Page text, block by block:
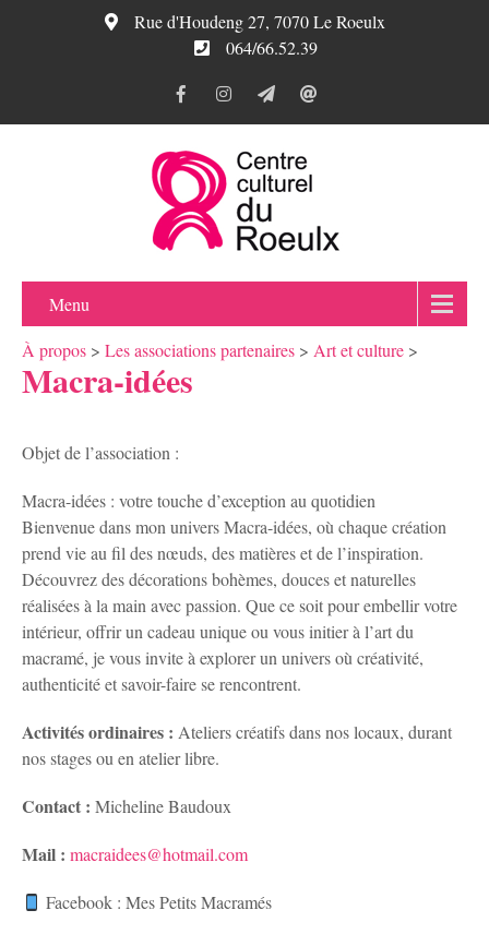
Rue d'Houdeng 27, 7070 Le Roeulx
064/66.52.39
Menu
À propos > Les associations partenaires > Art et culture >
Macra-idées
Objet de l’association :
Macra-idées : votre touche d’exception au quotidien
Bienvenue dans mon univers Macra-idées, où chaque création
prend vie au fil des nœuds, des matières et de l’inspiration.
Découvrez des décorations bohèmes, douces et naturelles
réalisées à la main avec passion. Que ce soit pour embellir votre
intérieur, offrir un cadeau unique ou vous initier à l’art du
macramé, je vous invite à explorer un univers où créativité,
authenticité et savoir-faire se rencontrent.
Activités ordinaires : Ateliers créatifs dans nos locaux, durant
nos stages ou en atelier libre.
Contact : Micheline Baudoux
Mail : macraidees@hotmail.com
Facebook : Mes Petits Macramés